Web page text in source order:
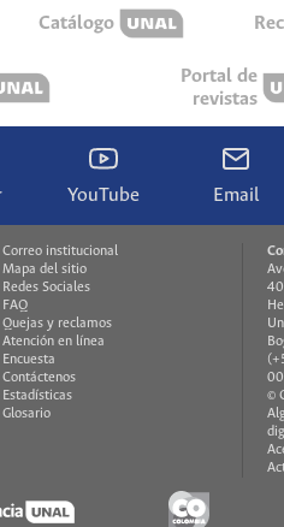
Catálogo
Portal de
revistas
YouTube Email
Correo institucional
Mapa del sitio
Redes Sociales
FAQ
Quejas y reclamos
Atención en línea
Encuesta
Contáctenos
Estadísticas
Glosario
©